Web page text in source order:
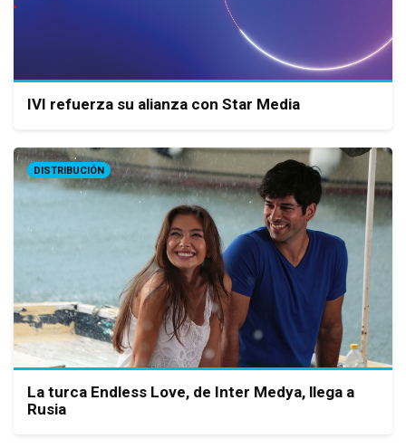
IVI refuerza su alianza con Star Media
DISTRIBUCIÓN
La turca Endless Love, de Inter Medya, llega a
Rusia